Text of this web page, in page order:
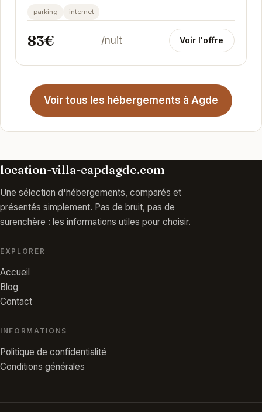
ambiance chaleureuse et ses équipements...
parking internet
83€ /nuit Voir l'offre
Voir tous les hébergements à Agde
location-villa-capdagde.com
Une sélection d'hébergements, comparés et
présentés simplement. Pas de bruit, pas de
surenchère : les informations utiles pour choisir.
EXPLORER
Accueil
Blog
Contact
INFORMATIONS
Politique de confidentialité
Conditions générales